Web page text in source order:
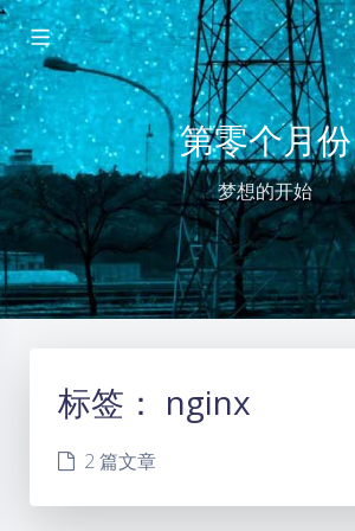
第零个月份
梦想的开始
标签： nginx
2 篇文章